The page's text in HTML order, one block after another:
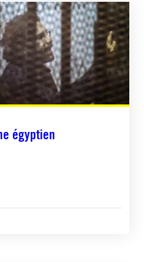
égyptien